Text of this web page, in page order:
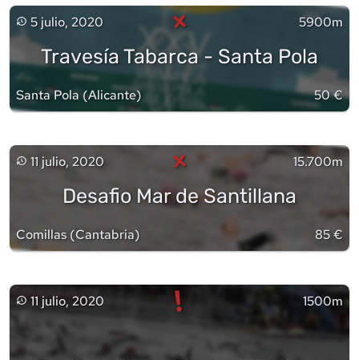
5 julio, 2020 × 5900m
Travesía Tabarca - Santa Pola
Santa Pola (Alicante) 50 €
11 julio, 2020 × 15.700m
Desafio Mar de Santillana
Comillas(Cantabria) 85 €
11 julio, 2020 ! 1500m